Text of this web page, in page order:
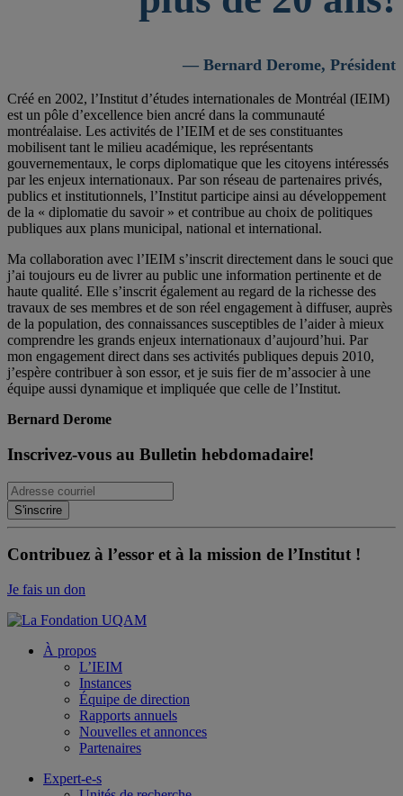
— Bernard Derome, Président
Créé en 2002, l’Institut d’études internationales de Montréal (IEIM)
est un pôle d’excellence bien ancré dans la communauté
montréalaise. Les activités de l’IEIM et de ses constituantes
mobilisent tant le milieu académique, les représentants
gouvernementaux, le corps diplomatique que les citoyens intéressés
par les enjeux internationaux. Par son réseau de partenaires privés,
publics et institutionnels, l’Institut participe ainsi au développement
de la « diplomatie du savoir » et contribue au choix de politiques
publiques aux plans municipal, national et international.
Ma collaboration avec l’IEIM s’inscrit directement dans le souci que
j’ai toujours eu de livrer au public une information pertinente et de
haute qualité. Elle s’inscrit également au regard de la richesse des
travaux de ses membres et de son réel engagement à diffuser, auprès
de la population, des connaissances susceptibles de l’aider à mieux
comprendre les grands enjeux internationaux d’aujourd’hui. Par
mon engagement direct dans ses activités publiques depuis 2010,
j’espère contribuer à son essor, et je suis fier de m’associer à une
équipe aussi dynamique et impliquée que celle de l’Institut.
Bernard Derome
Inscrivez-vous au Bulletin hebdomadaire!
Contribuez à l’essor et à la mission de l’Institut !
Je fais un don
À propos
L’IEIM
Instances
Équipe de direction
Rapports annuels
Nouvelles et annonces
Partenaires
Expert-e-s